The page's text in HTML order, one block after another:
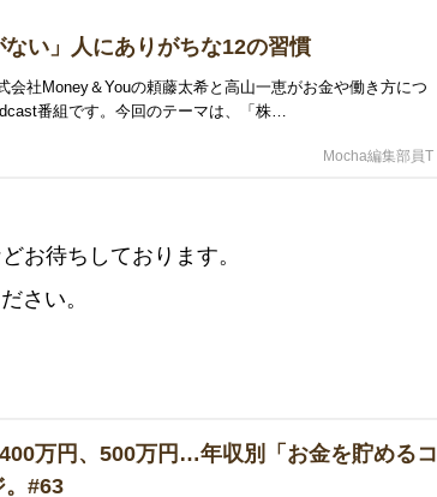
ない」人にありがちな12の習慣
会社Money＆Youの頼藤太希と高山一恵がお金や働き方につ
番組です。今回のテーマは、「株…
Mocha編集部員T
お待ちしております。
さい。
万円、500万円…年収別「お金を貯めるコ
。#63